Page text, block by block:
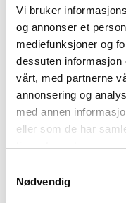
Vi bruker
og annonser et
mediefunksjoner og
dessuten informasjon
vårt, med partnerne
annonsering og
med annen
eller som de har
tjenestene deres.
Nødvendig199,00